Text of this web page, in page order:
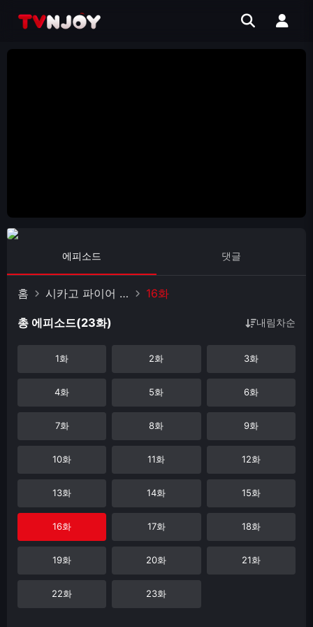
에피소드 댓글
홈 시카고 파이어 시즌 4 16화
총 에피소드(23화) 내림차순
1화 2화 3화
4화 5화 6화
7화 8화 9화
10화 11화 12화
13화 14화 15화
16화 17화 18화
19화 20화 21화
22화 23화